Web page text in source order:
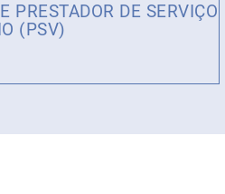
PRESTADOR DE SERVIÇO
(PSV)